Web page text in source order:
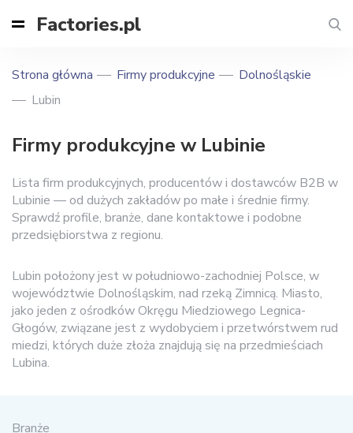
Factories.pl
Strona główna Firmy produkcyjne
Dolnośląskie
Lubin
Firmy produkcyjne w Lubinie
Lista firm produkcyjnych, producentów i dostawców B2B w
Lubinie — od dużych zakładów po małe i średnie firmy.
Sprawdź profile, branże, dane kontaktowe i podobne
przedsiębiorstwa z regionu.
Lubin położony jest w południowo-zachodniej Polsce, w
województwie Dolnośląskim, nad rzeką Zimnicą. Miasto,
jako jeden z ośrodków Okręgu Miedziowego Legnica-
Głogów, związane jest z wydobyciem i przetwórstwem rud
miedzi, których duże złoża znajdują się na przedmieściach
Lubina.
Branże